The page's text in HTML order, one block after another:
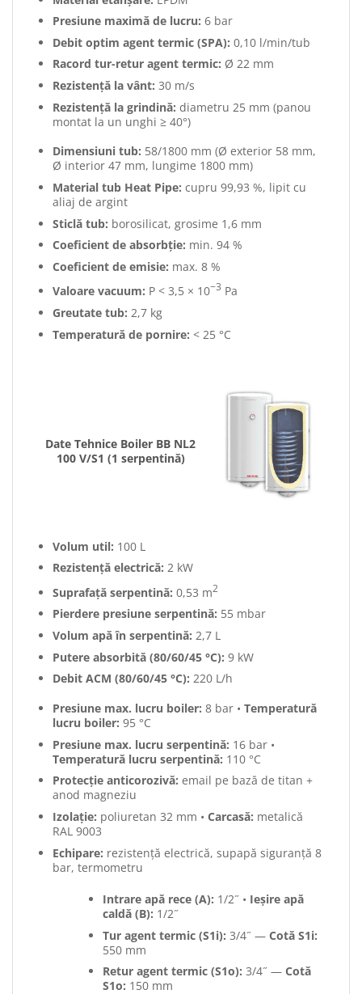
Presiune maximă de lucru: 6 bar
Debit optim agent termic (SPA): 0,10 l/min/tub
Racord tur-retur agent termic: Ø 22 mm
Rezistență la vânt: 30 m/s
Rezistență la grindină: diametru 25 mm (panou
montat la un unghi ≥ 40°)
Dimensiuni tub: 58/1800 mm (Ø exterior 58 mm,
Ø interior 47 mm, lungime 1800 mm)
Material tub Heat Pipe: cupru 99,93 %, lipit cu
aliaj de argint
Sticlă tub: borosilicat, grosime 1,6 mm
Coeficient de absorbție: min. 94 %
Coeficient de emisie: max. 8 %
Valoare vacuum: P < 3,5 × 10−3 Pa
Greutate tub: 2,7 kg
Temperatură de pornire: < 25 °C
Date Tehnice Boiler BB NL2
100 V/S1 (1 serpentină)
Volum util: 100 L
Rezistență electrică: 2 kW
Suprafață serpentină: 0,53 m2
Pierdere presiune serpentină: 55 mbar
Volum apă în serpentină: 2,7 L
Putere absorbită (80/60/45 °C): 9 kW
Debit ACM (80/60/45 °C): 220 L/h
Presiune max. lucru boiler: 8 bar • Temperatură
lucru boiler: 95 °C
Presiune max. lucru serpentină: 16 bar •
Temperatură lucru serpentină: 110 °C
Protecție anticorozivă: email pe bază de titan +
anod magneziu
Izolație: poliuretan 32 mm • Carcasă: metalică
RAL 9003
Echipare: rezistență electrică, supapă siguranță 8
bar, termometru
Intrare apă rece (A): 1/2˝ • Ieșire apă
caldă (B): 1/2˝
Tur agent termic (S1i): 3/4˝ — Cotă S1i:
550 mm
Retur agent termic (S1o): 3/4˝ — Cotă
S1o: 150 mm